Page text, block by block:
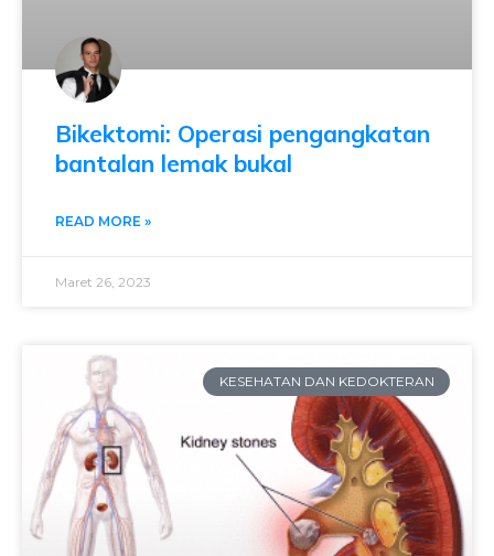
Bikektomi: Operasi pengangkatan
bantalan lemak bukal
READ MORE »
Maret 26, 2023
KESEHATAN DAN KEDOKTERAN